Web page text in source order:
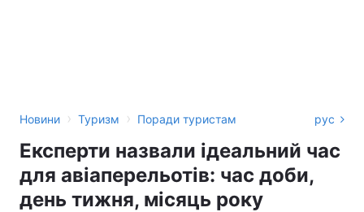
Новини › Туризм › Поради туристам рус
Експерти назвали ідеальний час
для авіаперельотів: час доби,
день тижня, місяць року